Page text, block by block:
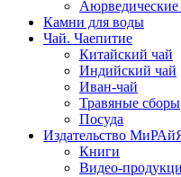
Аюрведические
Камни для воды
Чай. Чаепитие
Китайский чай
Индийский чай
Иван-чай
Травяные сборы
Посуда
Издательство
Книги
Видео-